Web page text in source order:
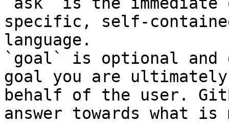
specific, self-
language.
`goal` is optional and
goal you are
behalf of the user.
answer towards what